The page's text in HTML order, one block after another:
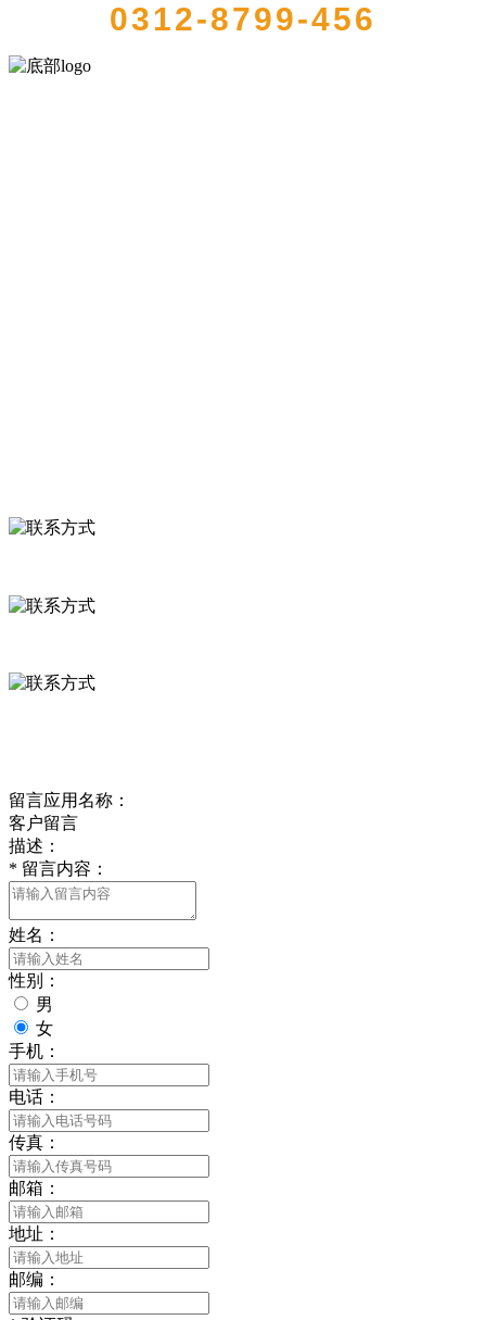
0312-8799-456
留言应用名称：
客户留言
描述：
* 留言内容：
姓名：
性别：
男
女
手机：
电话：
传真：
邮箱：
地址：
邮编：